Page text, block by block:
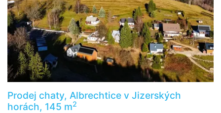
Prodej chaty, Albrechtice v Jizerských
horách, 145 m2